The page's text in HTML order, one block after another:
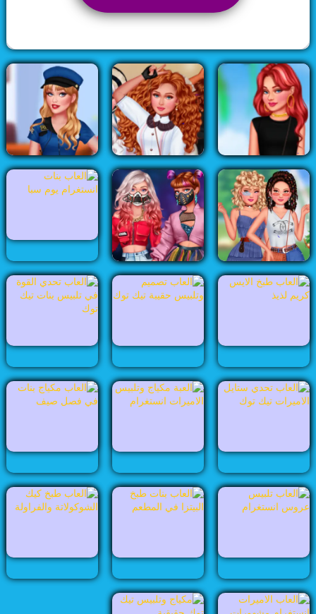
العاب بنات
العاب تلبيس
العاب تنظيف
العاب تيك توك
العاب ديزني
العاب ديكور
العاب طبخ
العاب عرائس
العاب مجوهرات
العاب مشهورات
العاب مغامرات
العاب مكياج
Rating:3.6 50Votes 5076 Played